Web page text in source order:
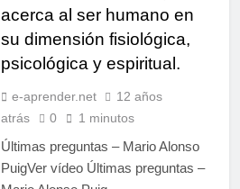
acerca al ser humano en
su dimensión fisiológica,
psicológica y espiritual.
e-aprender.net
12 años
atrás
0 1 minutos
Últimas preguntas – Mario Alonso
PuigVer vídeo Últimas preguntas –